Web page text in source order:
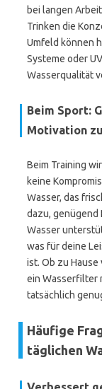
bei langen
Trinken die
Umfeld können
Systeme oder
Wasserqualität
Beim Sport:
Motivation
Beim Training
keine
Wasser, das
dazu, genügend
Wasser
was für deine
ist. Ob zu
ein Wasserfilter
tatsächlich
Häufige
täglichen